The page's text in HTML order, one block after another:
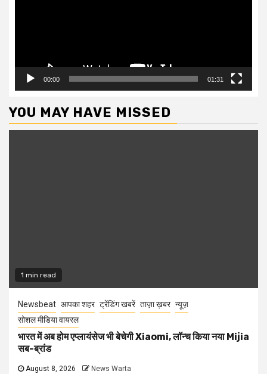
00:00 01:31
YOU MAY HAVE MISSED
1 min read
Newsbeat आपका शहर ट्रेंडिंग खबरें ताज़ा ख़बर न्यूज़
सोशल मीडिया वायरल
भारत में अब होम एप्लायंसेज भी बेचेगी Xiaomi, लॉन्च किया नया Mijia
सब-ब्रांड
August 8, 2026 News Warta